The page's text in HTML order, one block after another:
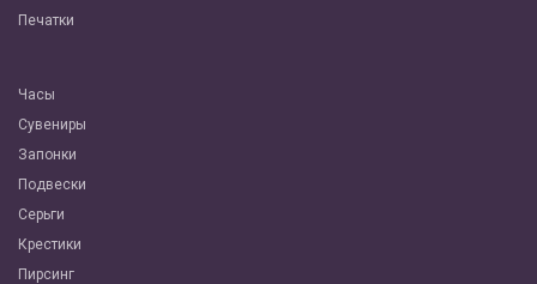
Печатки
Часы
Сувениры
Запонки
Подвески
Серьги
Крестики
Пирсинг